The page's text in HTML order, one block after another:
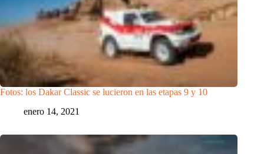
Fotos: los Dakar Classic se lucieron en las etapas 9 y 10
enero 14, 2021